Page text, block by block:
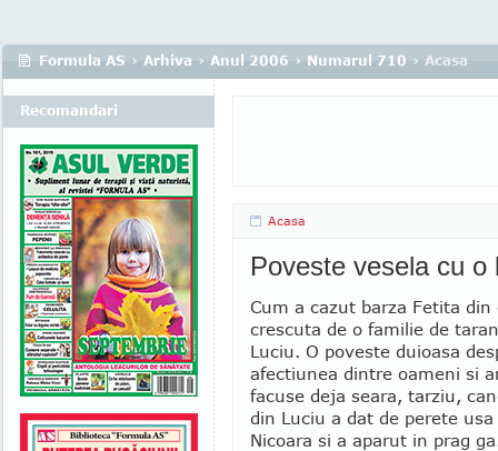
Formula AS › Arhiva › Anul 2006 › Numarul 710 › Acasa
Acasa
Poveste vesela cu o
Cum a cazut barza Fetita din
crescuta de o familie de
Luciu. O poveste duioasa
afectiunea dintre oameni si
facuse deja seara, tarziu,
din Luciu a dat de perete
Nicoara si a aparut in prag
Recomandari